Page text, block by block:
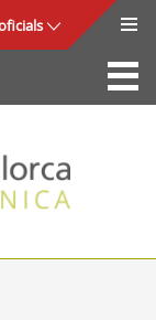
La Seu
de Mallorca
i seguretat
Utilitats